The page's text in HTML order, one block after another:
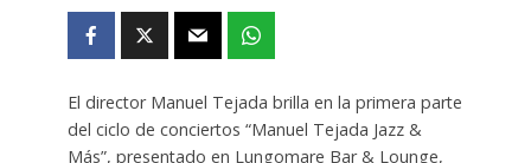
El director Manuel Tejada brilla en la primera parte
del ciclo de conciertos “Manuel Tejada Jazz &
Más”, presentado en Lungomare Bar & Lounge,